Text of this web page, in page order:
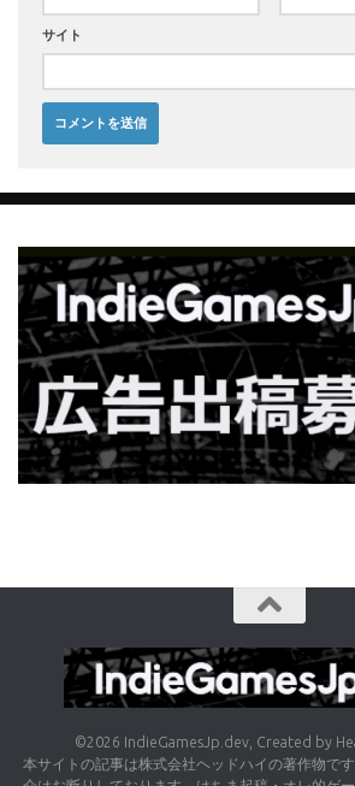
サイト
©2026 IndieGamesJp.dev, Created by
本サイトの記事は株式会社ヘッドハイの著作物で